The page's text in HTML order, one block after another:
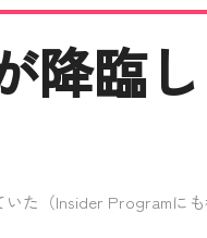
降臨
た（Insider Programに